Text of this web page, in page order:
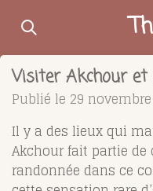
Passer
contenu
principal
Visiter Akchour et
Publié le 29 novembre
Il y a des lieux qui
Akchour fait partie de
randonnée dans ce